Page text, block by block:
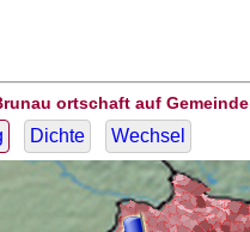
ortschaft auf
Dichte Wechsel